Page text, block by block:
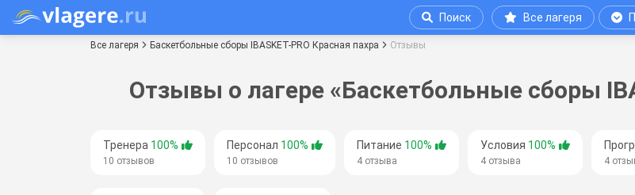
Поиск Все лагеря
Все лагеря Баскетбольные сборы IBASKET-PRO Красная пахра Отзывы
Отзывы о лагере «Баскетбольные сборы
Тренера 100%
10 отзывов
Персонал 100%
10 отзывов
Питание 100%
4 отзыва
Условия 100%
4 отзыва 4